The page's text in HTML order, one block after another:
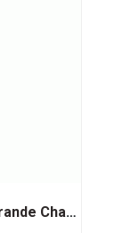
Rượu Delamain Cognac Grande Champagne XO Vintage 1988